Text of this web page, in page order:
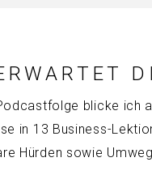
blicke ich
in 13 Business-
Hürden sowie